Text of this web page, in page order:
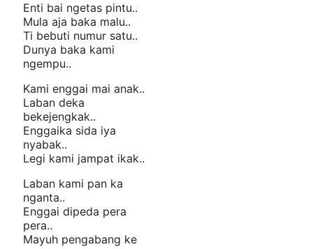
Enti bai ngetas pintu..
Mula aja baka malu..
Ti bebuti numur satu..
Dunya baka kami
ngempu..
Kami enggai mai anak..
Laban deka
bekejengkak..
Enggaika sida iya
nyabak..
Legi kami jampat ikak..
Laban kami pan ka
nganta..
Enggai dipeda pera
pera..
Mayuh pengabang ke